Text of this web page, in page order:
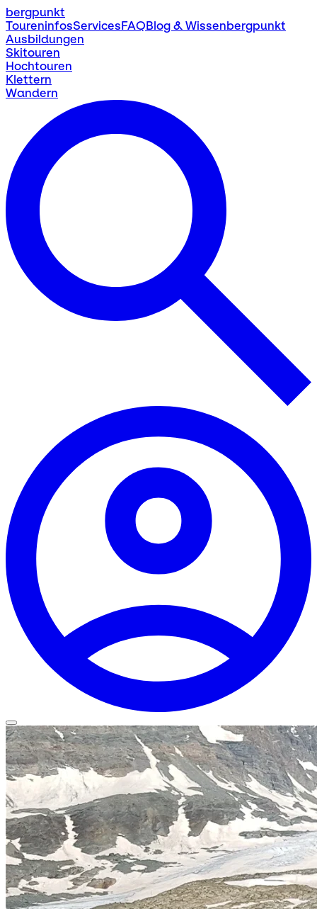
bergpunkt
ToureninfosServicesFAQBlog & Wissenbergpunkt
Ausbildungen
Skitouren
Hochtouren
Klettern
Wandern